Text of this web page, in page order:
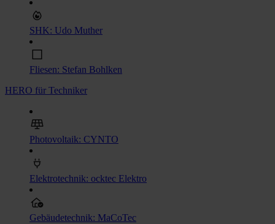
SHK: Udo Muther
Fliesen: Stefan Bohlken
HERO für Techniker
Photovoltaik: CYNTO
Elektrotechnik: ocktec Elektro
Gebäudetechnik: MaCoTec